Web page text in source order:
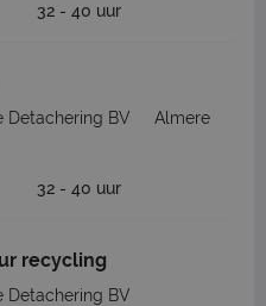
32 - 40 uur
Detachering BV
Almere
32 - 40 uur
recycling
Detachering BV